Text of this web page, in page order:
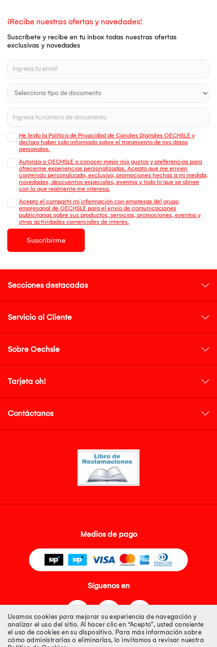
¡Recibe nuestras ofertas y novedades!
Suscríbete y recibe en tu inbox todas nuestras ofertas
exclusivas y novedades
He leído la Política de Privacidad de Canales Digitales OECHSLE y
declaro haber sido informado sobre el tratamiento de mis datos
personales.
Autorizo a OECHSLE a conocer mejor mis gustos y preferencias para
ofrecerme experiencias personalizadas. Acepto que me envien
contenido personalizado, exclusivo, promociones hechas a mi medida,
novedades, descuentos especiales, eventos y todo lo que se alinee
con lo que realmente me interesa.
Acepto el compartir mi información con empresas del grupo
empresarial de OECHSLE para el envío de comunicaciones
publicitarias sobre sus productos, servicios, promociones, eventos y
otras actividades comerciales de interés.
Suscribirme
Secciones destacadas
Servicio al Cliente
Sobre Oechsle
Tarjeta oh!
Contáctanos
Medios de pago
Síguenos en
Usamos cookies para mejorar su experiencia de navegación y
analizar el uso del sitio. Al hacer clic en “Acepto”, usted consiente
el uso de cookies en su dispositivo. Para más información sobre
cómo administrarlas o eliminarlas, lo invitamos a revisar nuestra